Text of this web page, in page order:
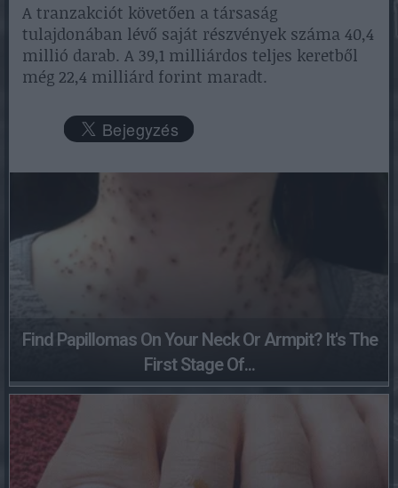
A tranzakciót követően a társaság
tulajdonában lévő saját részvények száma 40,4
millió darab. A 39,1 milliárdos teljes keretből
még 22,4 milliárd forint maradt.
Find Papillomas On Your Neck Or Armpit? It's The
First Stage Of...